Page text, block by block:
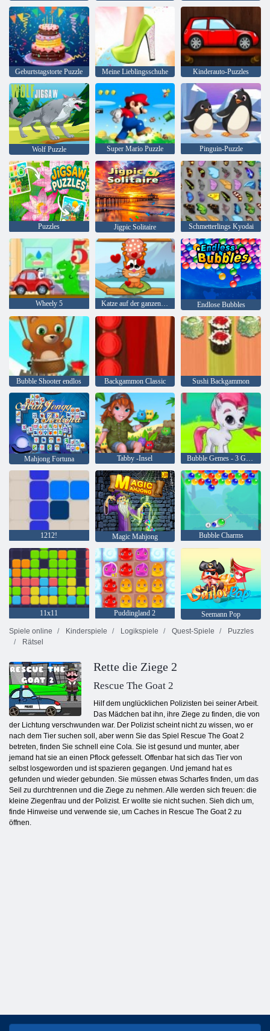
Geburtstagstorte Puzzle Meine Lieblingsschuhe Kinderauto-Puzzles
Wolf Puzzle Super Mario Puzzle Pinguin-Puzzle
Puzzles Jigpic Solitaire Schmetterlings Kyodai
Wheely 5 Katze auf der ganzen Welt - Alpenseen Endlose Bubbles
Bubble Shooter endlos Backgammon Classic Sushi Backgammon
Mahjong Fortuna Tabby -Insel
1212! Magic Mahjong Bubble Charms
11x11 Puddingland 2
Seemann Pop
Spiele online
Kinderspiele Logikspiele Quest-Spiele
Puzzles
Rätsel
Rette die Ziege 2
Rescue The Goat 2
Hilf dem unglücklichen Polizisten bei seiner Arbeit.
Das Mädchen bat ihn, ihre Ziege zu finden, die von
der Lichtung verschwunden war. Der Polizist scheint nicht zu wissen, wo er
nach dem Tier suchen soll, aber wenn Sie das Spiel Rescue The Goat 2
betreten, finden Sie schnell eine Cola. Sie ist gesund und munter, aber
jemand hat sie an einen Pflock gefesselt. Offenbar hat sich das Tier von
selbst losgeworden und ist spazieren gegangen. Und jemand hat es
gefunden und wieder gebunden. Sie müssen etwas Scharfes finden, um das
Seil zu durchtrennen und die Ziege zu nehmen. Alle werden sich freuen: die
kleine Ziegenfrau und der Polizist. Er wollte sie nicht suchen. Sieh dich um,
finde Hinweise und verwende sie, um Caches in Rescue The Goat 2 zu
öffnen.